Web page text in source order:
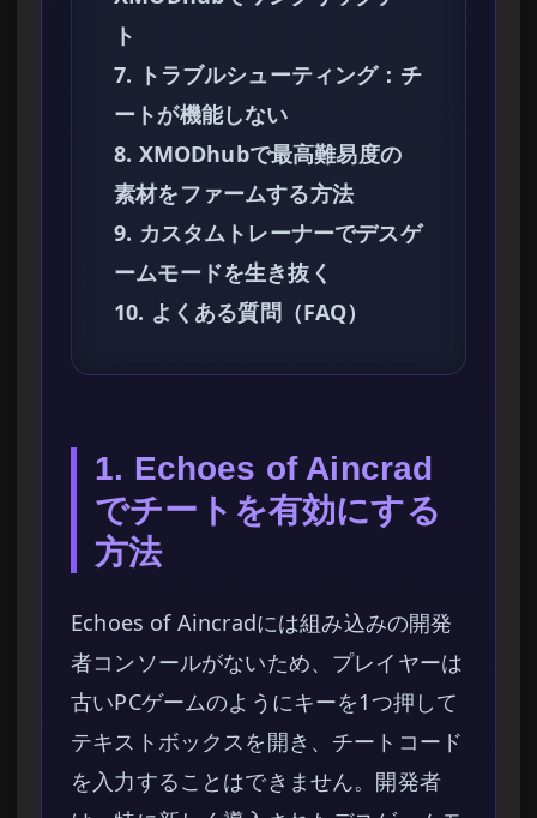
ト
7. トラブルシューティング：チ
ートが機能しない
8. XMODhubで最高難易度の
素材をファームする方法
9. カスタムトレーナーでデスゲ
ームモードを生き抜く
10. よくある質問（FAQ）
1. Echoes of Aincrad
でチートを有効にする
方法
Echoes of Aincradには組み込みの開発
者コンソールがないため、プレイヤーは
古いPCゲームのようにキーを1つ押して
テキストボックスを開き、チートコード
を入力することはできません。開発者